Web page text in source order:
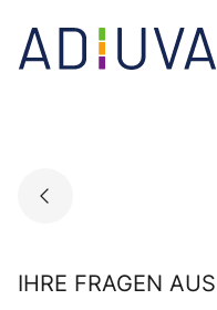
content
Go to landing page.
IHRE FRAGEN